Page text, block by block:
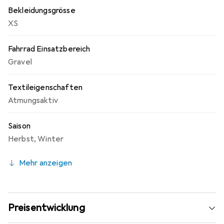
Bekleidungsgrösse
XS
Fahrrad Einsatzbereich
Gravel
Textileigenschaften
Atmungsaktiv
Saison
Herbst,Winter
Mehr anzeigen
Preisentwicklung